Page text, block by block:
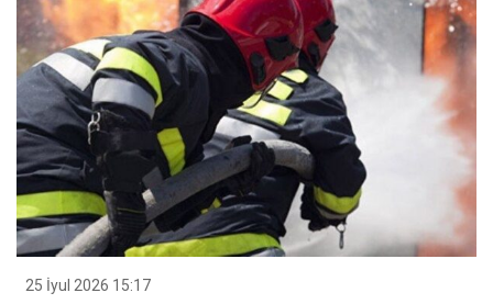
25 İyul 2026 15:17